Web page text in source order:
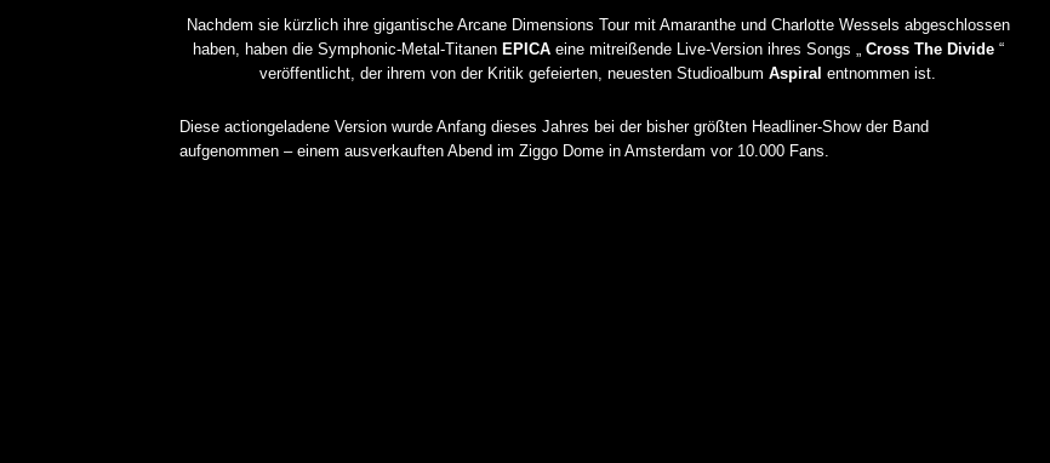
Nachdem sie kürzlich ihre gigantische Arcane Dimensions Tour mit Amaranthe und Charlotte Wessels abgeschlossen
haben, haben die Symphonic-Metal-Titanen EPICAeine mitreißende Live-Version ihres Songs „ Cross The Divide“
veröffentlicht, der ihrem von der Kritik gefeierten, neuesten StudioalbumAspiral entnommen ist.
Diese actiongeladene Version wurde Anfang dieses Jahres bei der bisher größten Headliner-Show der Band
aufgenommen – einem ausverkauften Abend im Ziggo Dome in Amsterdam vor 10.000 Fans.